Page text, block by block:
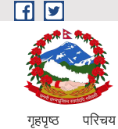
Skip to main content
गृहपृष्ठ परिचय